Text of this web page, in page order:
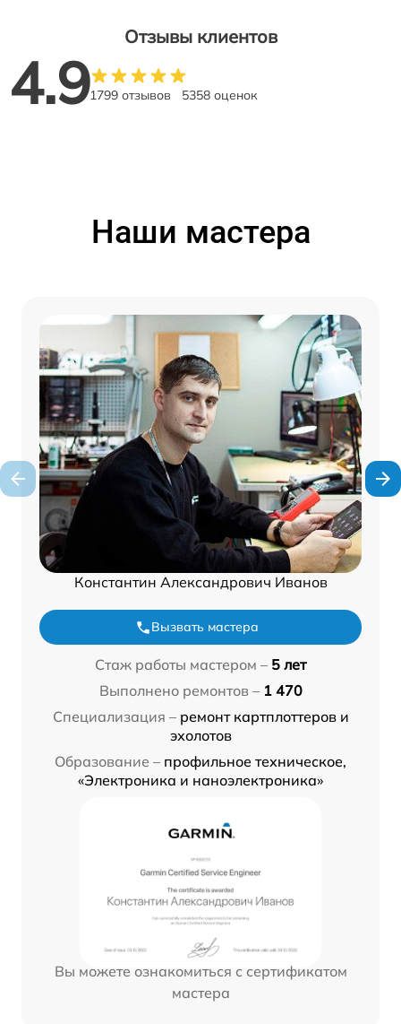
Отзывы клиентов
4.91799 отзывов 5358 оценок
Наши мастера
Константин Александрович Иванов
Вызвать мастера
Стаж работы мастером – 5 лет
Выполнено ремонтов – 1 470
Специализация – ремонт картплоттеров и
эхолотов
Образование – профильное техническое,
«Электроника и наноэлектроника»
Вы можете ознакомиться с сертификатом
мастера